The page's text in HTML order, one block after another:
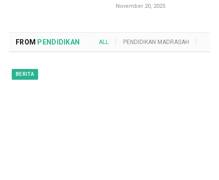
November 20, 2025
FROM PENDIDIKAN ALL PENDIDIKAN MADRASAH
BERITA